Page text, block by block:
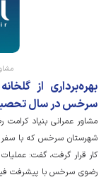
بهره‌برداری از
سرخس در سال
مشاور عمرانی بنیاد
شهرستان سرخس که با سفر
کار قرار گرفت، گفت: